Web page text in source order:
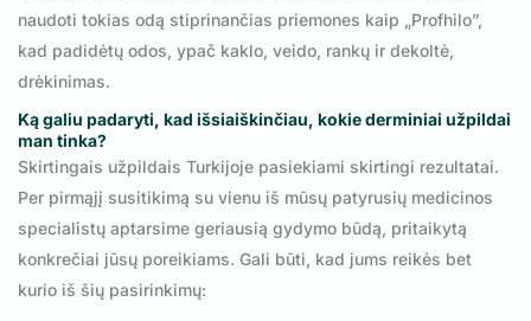
naudoti tokias odą stiprinančias priemones kaip „Profhilo”,
kad padidėtų odos, ypač kaklo, veido, rankų ir dekoltė,
drėkinimas.
Ką galiu padaryti, kad išsiaiškinčiau, kokie derminiai užpildai
man tinka?
Skirtingais užpildais Turkijoje pasiekiami skirtingi rezultatai.
Per pirmąjį susitikimą su vienu iš mūsų patyrusių medicinos
specialistų aptarsime geriausią gydymo būdą, pritaikytą
konkrečiai jūsų poreikiams. Gali būti, kad jums reikės bet
kurio iš šių pasirinkimų: